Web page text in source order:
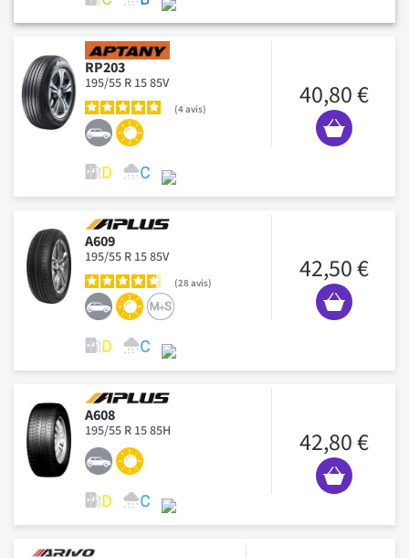
RP203
195/55 R 15 85V
4avis 40,80 €
A609
195/55 R 15 85V
28 avis 42,50 €
A608
195/55 R 15 85H 42,80 €